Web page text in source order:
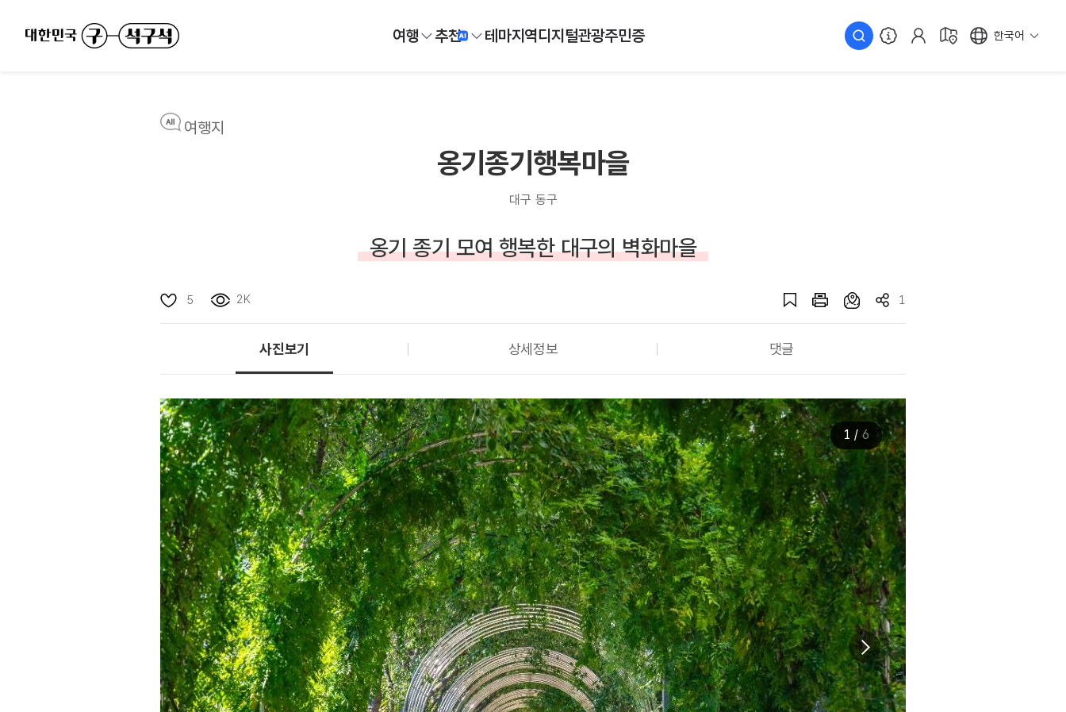
여행 추천 테마지역디지털관광주민증 한국어
여행지
옹기종기행복마을
대구 동구
옹기 종기 모여 행복한 대구의 벽화마을
5 2K 1
사진보기 상세정보 댓글
1 / 6